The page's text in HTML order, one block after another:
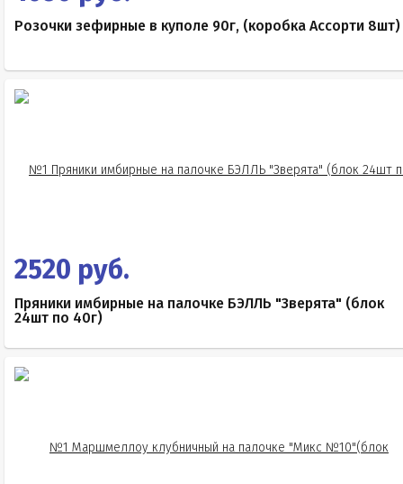
Розочки зефирные в куполе 90г, (коробка Ассорти 8шт)
2520 руб.
Пряники имбирные на палочке БЭЛЛЬ "Зверята" (блок
24шт по 40г)